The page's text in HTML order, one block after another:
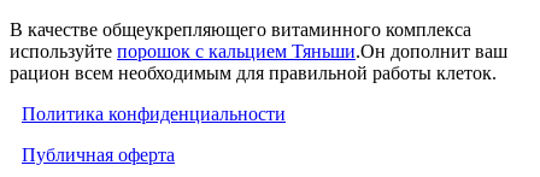
В качестве общеукрепляющего витаминного комплекса
используйте порошок с кальцием Тяньши.Он дополнит ваш
рацион всем необходимым для правильной работы клеток.
Политика конфиденциальности
Публичная оферта